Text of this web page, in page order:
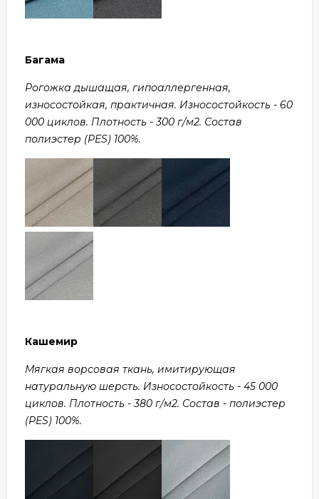
Багама
Рогожка дышащая, гипоаллергенная,
износостойкая, практичная. Износостойкость - 60
000 циклов. Плотность - 300 г/м2. Состав
полиэстер (PES) 100%.
Кашемир
Мягкая ворсовая ткань, имитирующая
натуральную шерсть. Износостойкость - 45 000
циклов. Плотность - 380 г/м2. Состав - полиэстер
(PES) 100%.